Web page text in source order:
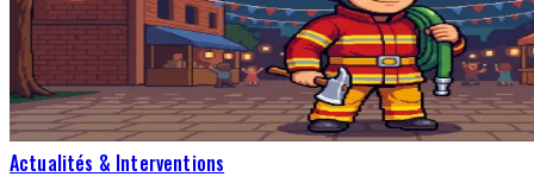
Actualités & Interventions